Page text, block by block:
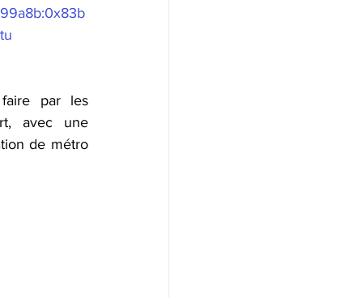
faire par les
avec une
de métro